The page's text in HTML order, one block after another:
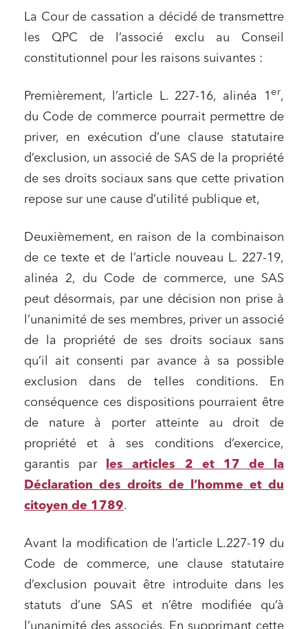
La Cour de cassation a décidé de transmettre
les QPC de l’associé exclu au Conseil
constitutionnel pour les raisons suivantes :
Premièrement, l’article L. 227-16, alinéa 1 er,
du Code de commerce pourrait permettre de
priver, en exécution d’une clause statutaire
d’exclusion, un associé de SAS de la propriété
de ses droits sociaux sans que cette privation
repose sur une cause d’utilité publique et,
Deuxièmement, en raison de la combinaison
de ce texte et de l’article nouveau L. 227-19,
alinéa 2, du Code de commerce, une SAS
peut désormais, par une décision non prise à
l’unanimité de ses membres, priver un associé
de la propriété de ses droits sociaux sans
qu’il ait consenti par avance à sa possible
exclusion dans de telles conditions. En
conséquence ces dispositions pourraient être
de nature à porter atteinte au droit de
propriété et à ses conditions d’exercice,
garantis par
les articles 2 et 17 de la
Déclaration des droits de l’homme et du
citoyen de 1789.
Avant la modification de l’article L.227-19 du
Code de commerce, une clause statutaire
d’exclusion pouvait être introduite dans les
statuts d’une SAS et n’être modifiée qu’à
l’unanimité des associés. En supprimant cette